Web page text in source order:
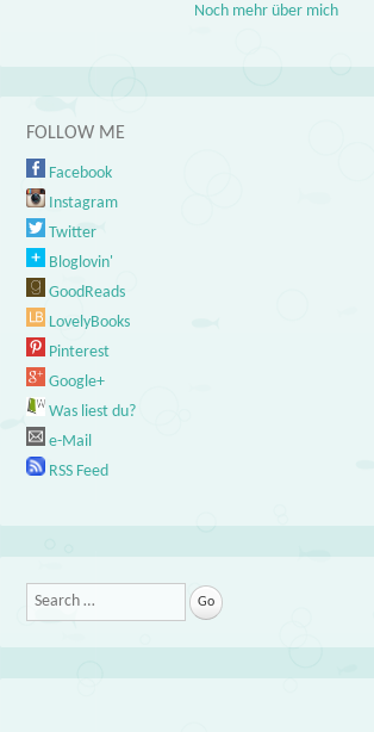
Noch mehr über mich
FOLLOW ME
Facebook
Instagram
Twitter
Bloglovin'
GoodReads
LovelyBooks
Pinterest
Google+
Was liest du?
e-Mail
RSS Feed
Search